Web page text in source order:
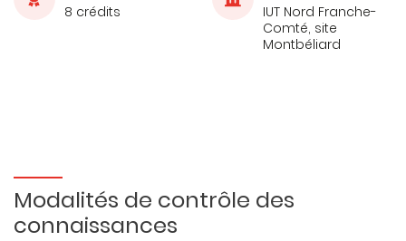
8 crédits
IUT Nord Franche-
Comté, site
Montbéliard
Modalités de contrôle des
connaissances